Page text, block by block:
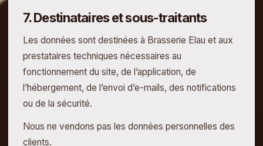
7. Destinataires et sous-traitants
Les données sont destinées à Brasserie Elau et aux
prestataires techniques nécessaires au
fonctionnement du site, de l’application, de
l’hébergement, de l’envoi d’e-mails, des notifications
ou de la sécurité.
Nous ne vendons pas les données personnelles des
clients.